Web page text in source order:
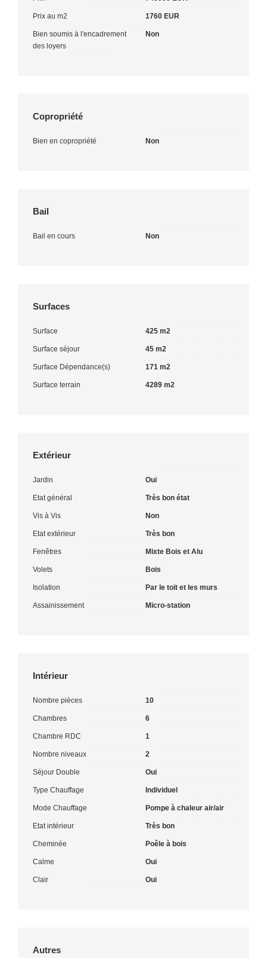
Prix au m2 1760 EUR
Bien soumis à l'encadrement
des loyers
Non
Copropriété
Bien en copropriété Non
Bail
Bail en cours Non
Surfaces
Surface 425 m2
Surface séjour 45 m2
Surface Dépendance(s) 171 m2
Surface terrain 4289 m2
Extérieur
Jardin Oui
Etat général Très bon état
Vis à Vis Non
Etat extérieur Très bon
Fenêtres Mixte Bois et Alu
Volets Bois
Isolation Par le toit et les murs
Assainissement Micro-station
Intérieur
Nombre pièces 10
Chambres 6
Chambre RDC 1
Nombre niveaux 2
Séjour Double Oui
Type Chauffage Individuel
Mode Chauffage Pompe à chaleur air/air
Etat intérieur Très bon
Cheminée Poêle à bois
Calme Oui
Clair Oui
Autres